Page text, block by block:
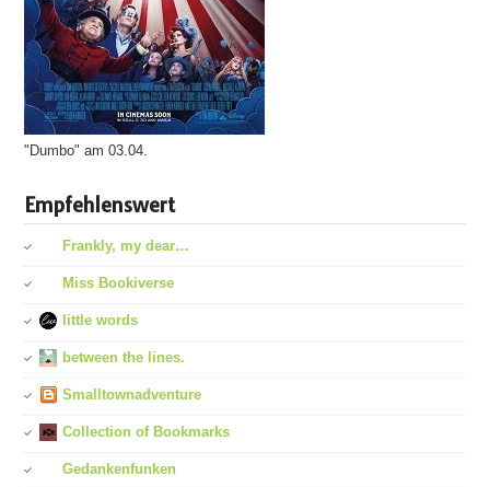
"Dumbo" am 03.04.
Empfehlenswert
Frankly, my dear…
Miss Bookiverse
little words
between the lines.
Smalltownadventure
Collection of Bookmarks
Gedankenfunken